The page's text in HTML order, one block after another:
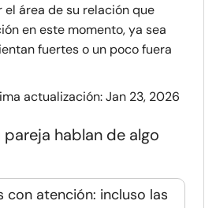
área de su relación que
en este momento, ya sea
fuertes o un poco fuera
actualización: Jan 23, 2026
hablan de algo
con atención: incluso las